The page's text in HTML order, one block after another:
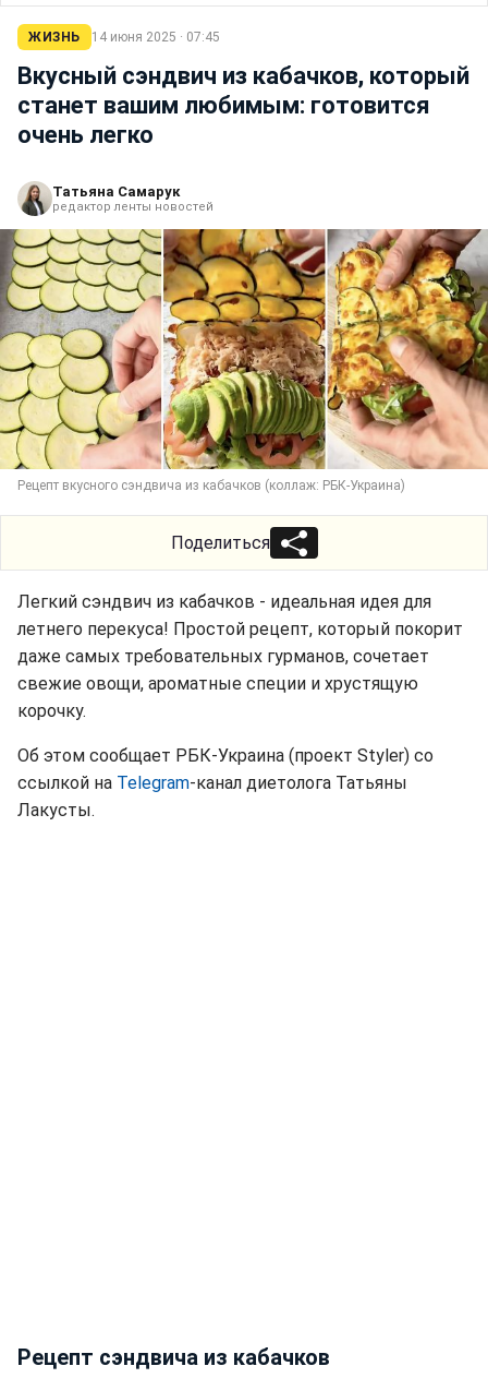
ЖИЗНЬ 14 июня 2025 · 07:45
Вкусный сэндвич из кабачков, который
станет вашим любимым: готовится
очень легко
Татьяна Самарук
редактор ленты новостей
Рецепт вкусного сэндвича из кабачков (коллаж: РБК-Украина)
Поделиться
Легкий сэндвич из кабачков - идеальная идея для
летнего перекуса! Простой рецепт, который покорит
даже самых требовательных гурманов, сочетает
свежие овощи, ароматные специи и хрустящую
корочку.
Об этом сообщает РБК-Украина (проект Styler) со
ссылкой на Telegram-канал диетолога Татьяны
Лакусты.
Рецепт сэндвича из кабачков